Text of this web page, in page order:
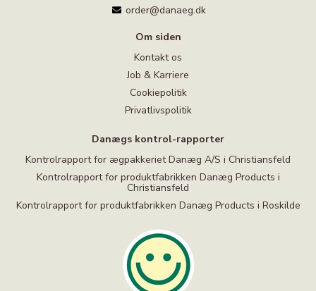
order@danaeg.dk
Om siden
Kontakt os
Job & Karriere
Cookiepolitik
Privatlivspolitik
Danægs kontrol-rapporter
Kontrolrapport for ægpakkeriet Danæg A/S i Christiansfeld
Kontrolrapport for produktfabrikken Danæg Products i
Christiansfeld
Kontrolrapport for produktfabrikken Danæg Products i Roskilde